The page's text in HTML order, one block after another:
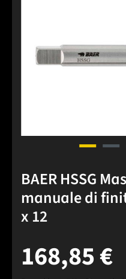
BAER HSSG
manuale di
x 12
168,85 €